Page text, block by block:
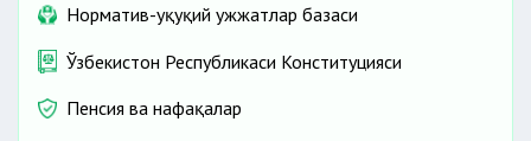
Норматив-ҳуқуқий ҳужжатлар базаси
Ўзбекистон Республикаси Конституцияси
Пенсия ва нафақалар